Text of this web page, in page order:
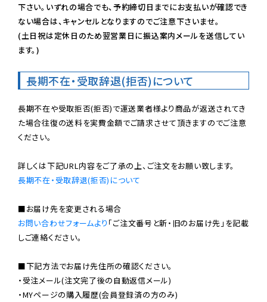
下さい。いずれの場合でも、予約締切日までにお支払いが確認でき
ない場合は、キャンセルとなりますのでご注意下さいませ。
(土日祝は定休日のため翌営業日に振込案内メールを送信してい
ます。)
長期不在・受取辞退(拒否)について
長期不在や受取拒否(拒否)で運送業者様より商品が返送されてき
た場合往復の送料を実費金額でご請求させて頂きますのでご注意
ください。
長期不在・受取辞退(拒否)について
お問い合わせフォームより 「ご注文番号と新・旧のお届け先」を記載
しご連絡ください。
■下記方法でお届け先住所の確認ください。
・受注メール(注文完了後の自動返信メール)
・MYページの購入履歴(会員登録済の方のみ)